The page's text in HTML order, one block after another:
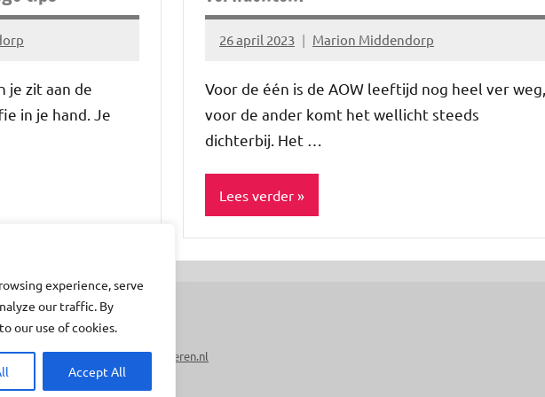
experience, serve
our traffic. By
our use of cookies.
Accept All
je zit aan de
in je hand. Je
26 april 2023 Marion Middendorp
Geen
Voor de één is de AOW leeftijd nog heel ver weg,
voor de ander komt het wellicht steeds
dichterbij. Het …
Lees verder
-50enzo.nl-Peuteren.nl